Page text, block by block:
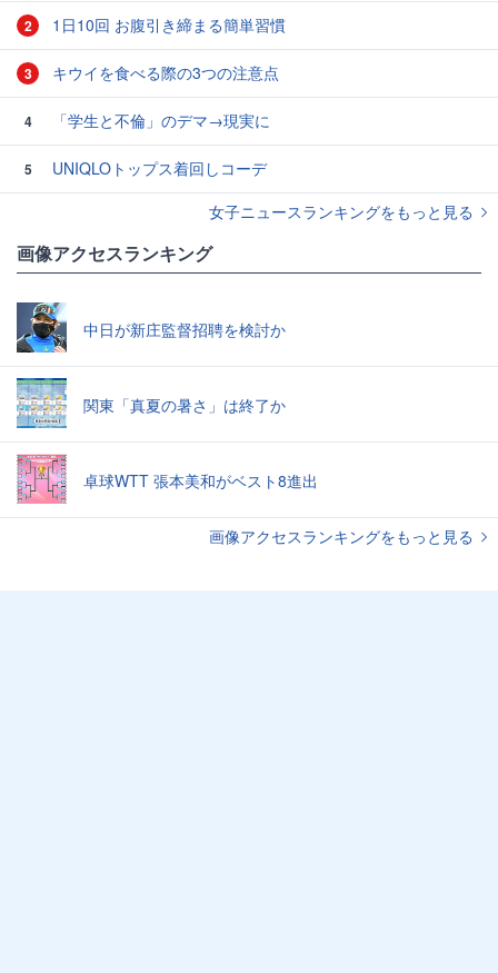
2 1日10回 お腹引き締まる簡単習慣
3 キウイを食べる際の3つの注意点
4 「学生と不倫」のデマ→現実に
5
UNIQLOトップス着回しコーデ
女子ニュースランキングをもっと見る
画像アクセスランキング
中日が新庄監督招聘を検討か
関東「真夏の暑さ」は終了か
卓球WTT 張本美和がベスト8進出
画像アクセスランキングをもっと見る